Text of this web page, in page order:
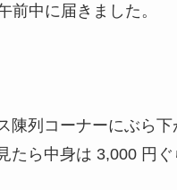
前中に届きました。
陳列コーナーにぶら
たら中身は 3,000 円ぐ